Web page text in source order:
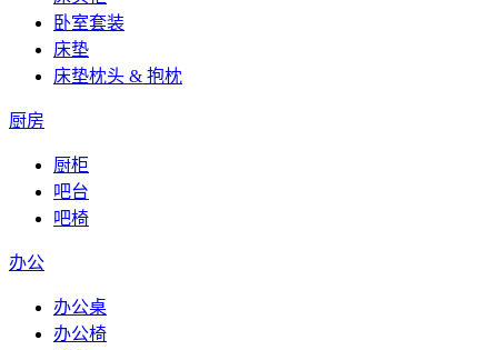
卧室套装
床垫
床垫枕头 & 抱枕
厨房
厨柜
吧台
吧椅
办公
办公桌
办公椅